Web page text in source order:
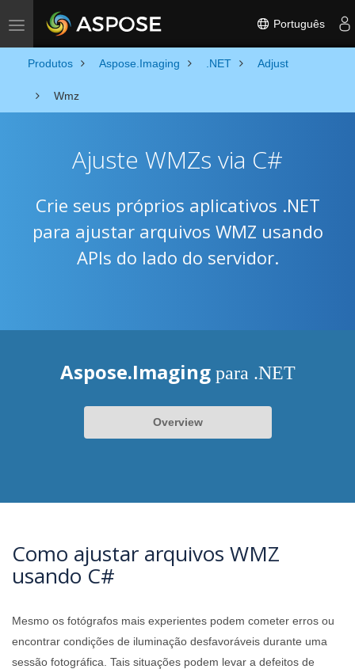
Toggle navigation Português
Produtos Aspose.Imaging .NET Adjust
Wmz
Ajuste WMZs via C#
Crie seus próprios aplicativos .NET
para ajustar arquivos WMZ usando
APIs do lado do servidor.
Aspose.Imaging para .NET
Overview
Como ajustar arquivos WMZ
usando C#
Mesmo os fotógrafos mais experientes podem cometer erros ou
encontrar condições de iluminação desfavoráveis ​​durante uma
sessão fotográfica. Tais situações podem levar a defeitos de